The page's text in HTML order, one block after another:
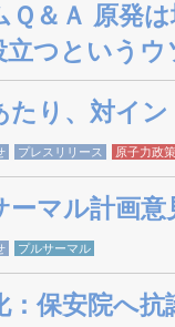
Ｑ＆Ａ 原発
立つというウ
たり、対イ
プレスリリース 原子力政策
ーマル計画
プルサーマル
：保安院へ抗